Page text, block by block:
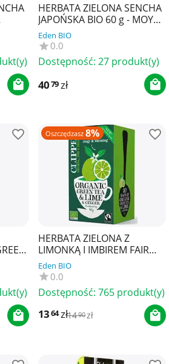
HERBATA ZIELONA SENCHA
JAPOŃSKA BIO 60 g - MOYA
MATCHA
Eden BIO
0.0
Dostępność: 27 produkt(y)
4079zł
Oszczędzasz 8%
HERBATA ZIELONA Z
LIMONKĄ I IMBIREM FAIR
TRADE BIO (20 x 2 g) 40 g -
CLIPPER
Eden BIO
0.0
Dostępność: 765 produkt(y)
1364zł1490zł